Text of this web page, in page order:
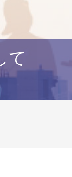
て